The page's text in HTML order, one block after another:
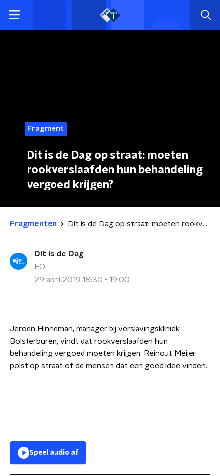
Fragment
Dit is de Dag op straat: moeten
rookverslaafden hun behandeling
vergoed krijgen?
Fragmenten Dit is de Dag op straat: moeten rookverslaafden hun behandeling vergoed krijgen?
Dit is de Dag
EO
29 april 2019 18:30 - 19:00
Jeroen Hinneman, manager bij verslavingskliniek
Bolsterburen, vindt dat rookverslaafden hun
behandeling vergoed moeten krijgen. Reinout Meijer
polst op straat of de mensen dat een goed idee vinden.
Speel audio af